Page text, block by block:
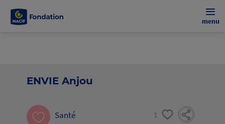
menu
ENVIE Anjou
1
Santé